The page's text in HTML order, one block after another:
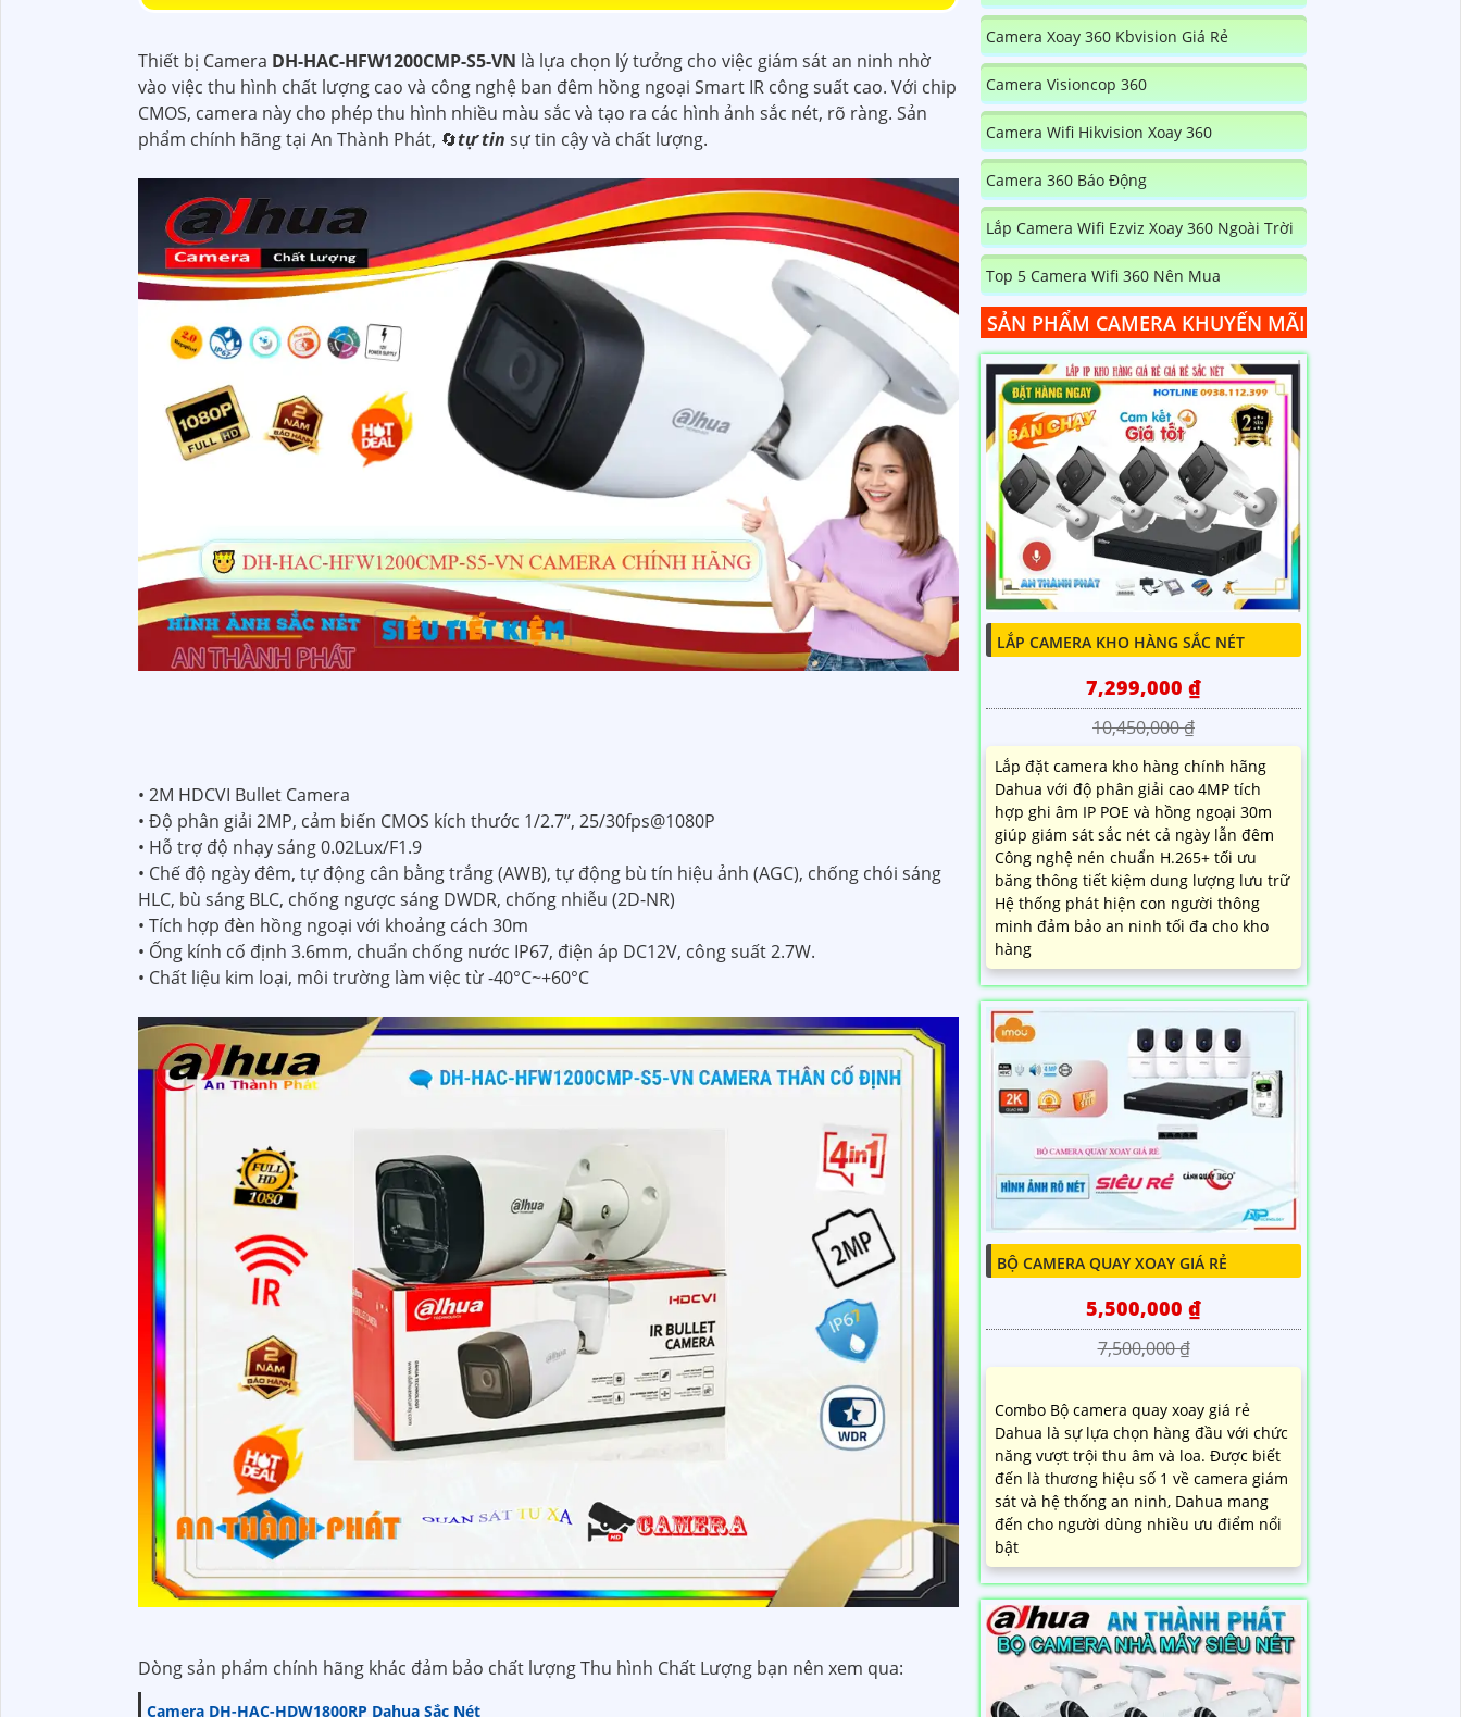
Thiết bị Camera DH-HAC-HFW1200CMP-S5-VN là lựa chọn lý tưởng cho việc giám sát an ninh nhờ
vào việc thu hình chất lượng cao và công nghệ ban đêm hồng ngoại Smart IR công suất cao. Với chip
CMOS, camera này cho phép thu hình nhiều màu sắc và tạo ra các hình ảnh sắc nét, rõ ràng. Sản
phẩm chính hãng tại An Thành Phát, 🔄tự tin sự tin cậy và chất lượng.
• 2M HDCVI Bullet Camera
• Độ phân giải 2MP, cảm biến CMOS kích thước 1/2.7”, 25/30fps@1080P
• Hỗ trợ độ nhạy sáng 0.02Lux/F1.9
• Chế độ ngày đêm, tự động cân bằng trắng (AWB), tự động bù tín hiệu ảnh (AGC), chống chói sáng
HLC, bù sáng BLC, chống ngược sáng DWDR, chống nhiễu (2D-NR)
• Tích hợp đèn hồng ngoại với khoảng cách 30m
• Ống kính cố định 3.6mm, chuẩn chống nước IP67, điện áp DC12V, công suất 2.7W.
• Chất liệu kim loại, môi trường làm việc từ -40°C~+60°C
Dòng sản phẩm chính hãng khác đảm bảo chất lượng Thu hình Chất Lượng bạn nên xem qua:
Camera DH-HAC-HDW1800RP Dahua Sắc Nét
Camera Xoay 360 Kbvision Giá Rẻ
Camera Visioncop 360
Camera Wifi Hikvision Xoay 360
Camera 360 Báo Động
Lắp Camera Wifi Ezviz Xoay 360 Ngoài Trời
Top 5 Camera Wifi 360 Nên Mua
SẢN PHẨM CAMERA KHUYẾN MÃI
LẮP CAMERA KHO HÀNG SẮC NÉT
7,299,000 ₫
10,450,000 ₫
Lắp đặt camera kho hàng chính hãng
Dahua với độ phân giải cao 4MP tích
hợp ghi âm IP POE và hồng ngoại 30m
giúp giám sát sắc nét cả ngày lẫn đêm
Công nghệ nén chuẩn H.265+ tối ưu
băng thông tiết kiệm dung lượng lưu trữ
Hệ thống phát hiện con người thông
minh đảm bảo an ninh tối đa cho kho
hàng
BỘ CAMERA QUAY XOAY GIÁ RẺ
5,500,000 ₫
7,500,000 ₫
Combo Bộ camera quay xoay giá rẻ
Dahua là sự lựa chọn hàng đầu với chức
năng vượt trội thu âm và loa. Được biết
đến là thương hiệu số 1 về camera giám
sát và hệ thống an ninh, Dahua mang
đến cho người dùng nhiều ưu điểm nổi
bật